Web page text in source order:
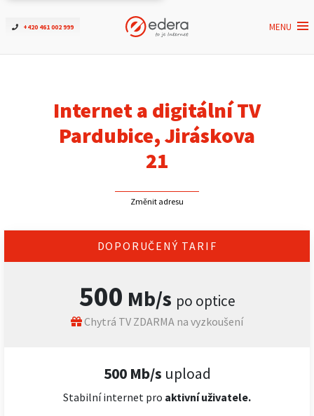
+420 461 002 999 MENU
Ověřit dostupnost
ČEZNET TV
Kontakt
Internet a digitální TV
Pardubice, Jiráskova
21
Změnit adresu
DOPORUČENÝ TARIF
500 Mb/s po optice
Chytrá TV ZDARMA na vyzkoušení
500 Mb/s upload
Stabilní internet pro aktivní uživatele.